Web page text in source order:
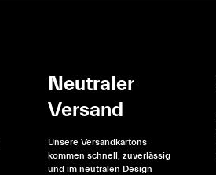
Neutraler
Versand
Unsere Versandkartons
kommen schnell, zuverlässig
und im neutralen Design